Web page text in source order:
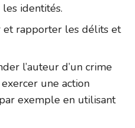
identités.
et rapporter les délits et
l’auteur d’un crime
une action
exemple en utilisant